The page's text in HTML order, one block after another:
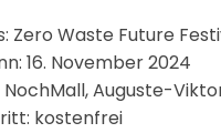
Zero Waste Future
16. November 2024
NochMall, Auguste-
kostenfrei